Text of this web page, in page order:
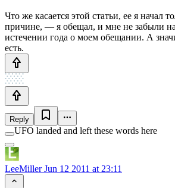
Что же касается этой статьи, ее я начал
причине, — я обещал, и мне не забыли
истечении года о моем обещании. А
есть.
Reply
UFO landed and left these words here
LeeMillerJun 12 2011 at 23:11